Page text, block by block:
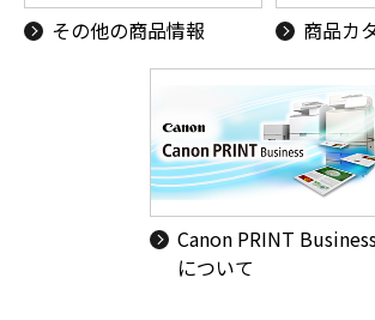
その他の商品情報 商品カ
Canon PRINT
について